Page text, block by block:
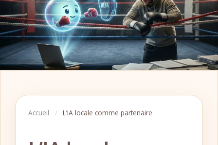
Accueil / L’IA locale comme partenaire